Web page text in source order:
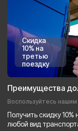
Скидка
10% на
третью
поездку
Преимущества
Воспользуйтесь
Получить скидку
любой вид